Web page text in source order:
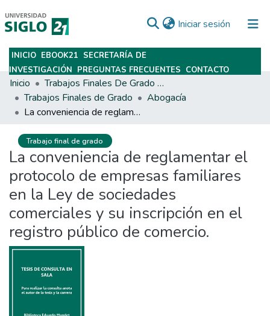
Iniciar sesión (current)
Subir
INICIO EBOOK21 SECRETARÍA DE
INVESTIGACIÓN PREGUNTAS FRECUENTES CONTACTO
Inicio
Trabajos Finales De Grado Y Posgrado
Trabajos Finales de Grado
Abogacía
La conveniencia de reglamentar el protocolo de empresas familiares en la Ley de sociedades comerciales y su inscripción en el registro público de comercio.
Trabajo final de grado
La conveniencia de reglamentar el
protocolo de empresas familiares
en la Ley de sociedades
comerciales y su inscripción en el
registro público de comercio.